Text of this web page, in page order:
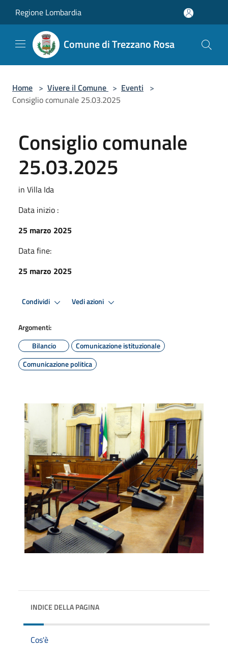
Regione Lombardia
Comune di Trezzano Rosa
Home > Vivere il Comune > Eventi >
Consiglio comunale 25.03.2025
Consiglio comunale
25.03.2025
in Villa Ida
Data inizio :
25 marzo 2025
Data fine:
25 marzo 2025
Condividi Vedi azioni
Argomenti:
Bilancio
Comunicazione istituzionale
Comunicazione politica
INDICE DELLA PAGINA
Cos'è